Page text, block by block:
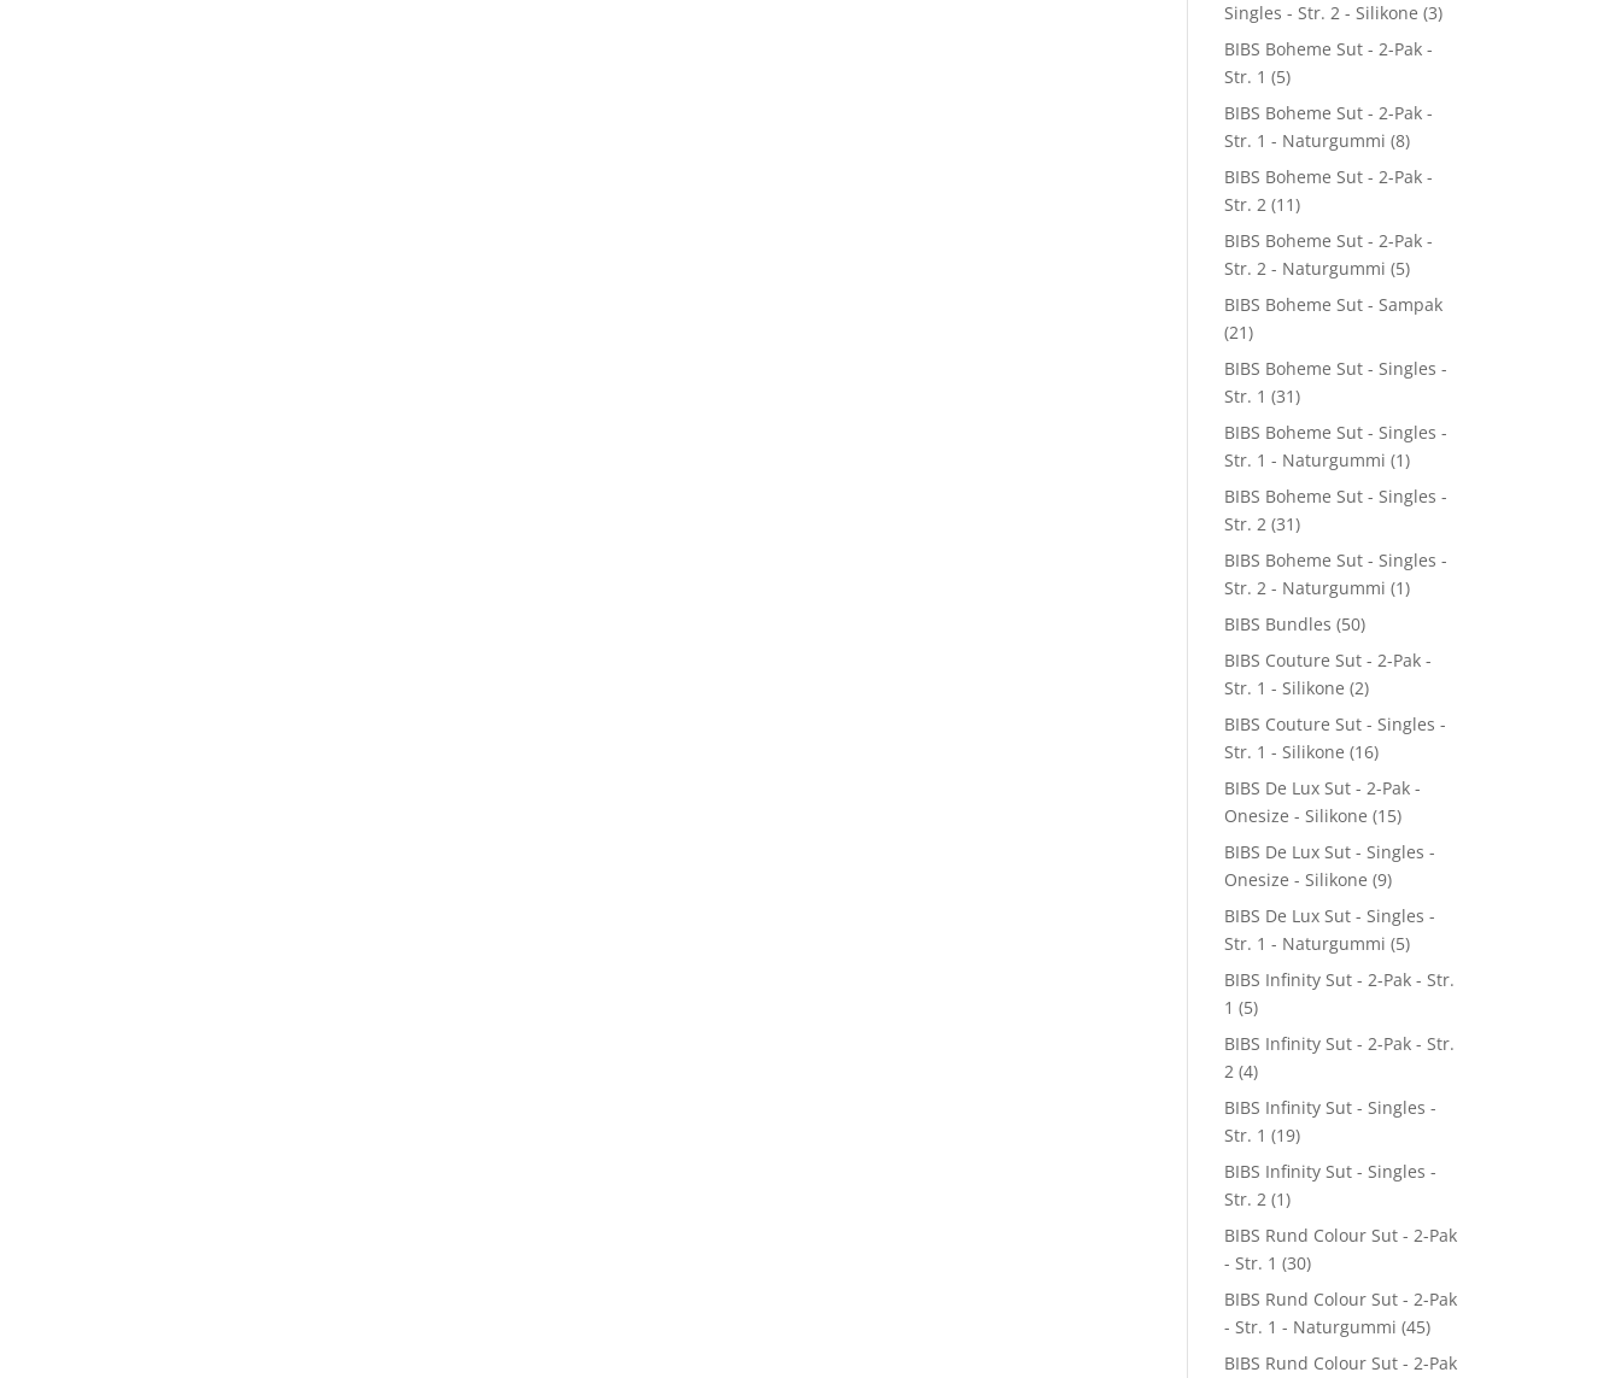
Singles - Str. 2 - Silikone (3)
BIBS Boheme Sut - 2-Pak -
Str. 1 (5)
BIBS Boheme Sut - 2-Pak -
Str. 1 - Naturgummi (8)
BIBS Boheme Sut - 2-Pak -
Str. 2 (11)
BIBS Boheme Sut - 2-Pak -
Str. 2 - Naturgummi (5)
BIBS Boheme Sut - Sampak
(21)
BIBS Boheme Sut - Singles -
Str. 1 (31)
BIBS Boheme Sut - Singles -
Str. 1 - Naturgummi (1)
BIBS Boheme Sut - Singles -
Str. 2 (31)
BIBS Boheme Sut - Singles -
Str. 2 - Naturgummi (1)
BIBS Bundles (50)
BIBS Couture Sut - 2-Pak -
Str. 1 - Silikone (2)
BIBS Couture Sut - Singles -
Str. 1 - Silikone (16)
BIBS De Lux Sut - 2-Pak -
Onesize - Silikone (15)
BIBS De Lux Sut - Singles -
Onesize - Silikone (9)
BIBS De Lux Sut - Singles -
Str. 1 - Naturgummi (5)
BIBS Infinity Sut - 2-Pak - Str.
1 (5)
BIBS Infinity Sut - 2-Pak - Str.
2 (4)
BIBS Infinity Sut - Singles -
Str. 1 (19)
BIBS Infinity Sut - Singles -
Str. 2 (1)
BIBS Rund Colour Sut - 2-Pak
- Str. 1 (30)
BIBS Rund Colour Sut - 2-Pak
- Str. 1 - Naturgummi (45)
BIBS Rund Colour Sut - 2-Pak